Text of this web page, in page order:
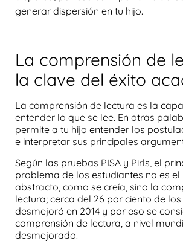
generar dispersión en tu hijo.
La comprensión de
la clave del éxito
La comprensión de lectura es la
entender lo que se lee. En otras
permite a tu hijo entender los
e interpretar sus principales
Según las pruebas PISA y Pirls, el
problema de los estudiantes no es
abstracto, como se creía, sino la
lectura; cerca del 26 por ciento de
desmejoró en 2014 y por eso se
comprensión de lectura, a nivel
desmejorado.